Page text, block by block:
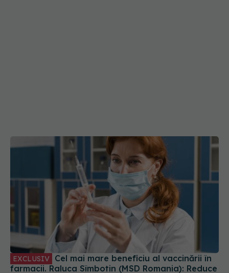
EXCLUSIV
Cel mai mare beneficiu al vaccinării în
farmacii. Raluca Sîmbotin (MSD Romania): Reduce
inegalitățile. Farmaciile sunt un punct mult mai
convenabil pentru vaccinare
11 noi 2024, 14:23